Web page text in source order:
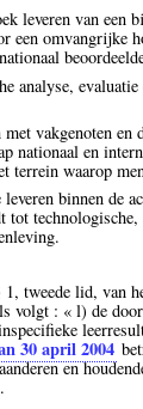
leveren van een
een omvangrijke
analyse, evaluatie
vakgenoten en
nationaal en
terrein waarop
binnen de
tot
tweede lid, van
volgt : « l) de
30 april 2004
en